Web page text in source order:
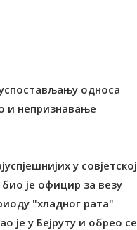
односа
и непризнавање
у совјетској
био је официр за везу
"хладног рата"
је у Бејруту и обрео се